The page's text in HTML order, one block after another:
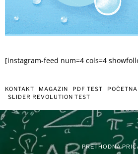
[instagram-feed num=4 cols=4
KONTAKT MAGAZIN PDF TEST
POČETNA
SLIDER REVOLUTION TEST
PRETHODNA